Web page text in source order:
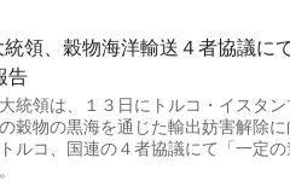
領、穀物海洋輸送４者協議に
告
統領は、１３日にトルコ・イスタン
穀物の黒海を通じた輸出妨害解除に
ルコ、国連の４者協議にて「一定の